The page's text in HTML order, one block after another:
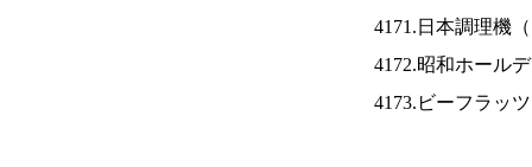
4171.日本調理機（
4172.昭和ホール
4173.ビーフラッ